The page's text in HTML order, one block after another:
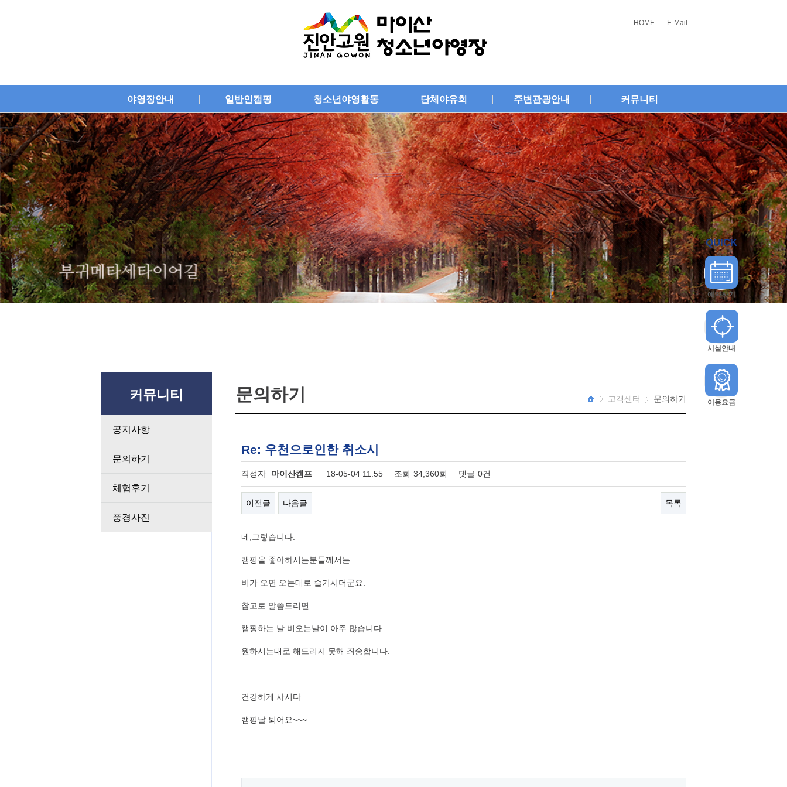
HOME E-Mail
야영장안내 일반인캠핑 청소년야영활동 단체야유회 주변관광안내 커뮤니티
커뮤니티
공지사항
문의하기
체험후기
풍경사진
문의하기 고객센터 문의하기
Re: 우천으로인한 취소시
작성자 마이산캠프 18-05-04 11:55 조회 34,360회 댓글 0건
이전글 다음글 목록
네,그렇습니다.
캠핑을 좋아하시는분들께서는
비가 오면 오는대로 즐기시더군요.
참고로 말씀드리면
캠핑하는 날 비오는날이 아주 많습니다.
원하시는대로 해드리지 못해 죄송합니다.
건강하게 사시다
캠핑날 뵈어요~~~
QUICK
예약하기
시설안내
이용요금